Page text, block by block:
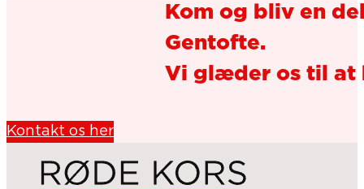
Kom og bliv en
Gentofte.
Vi glæder os til at
Kontakt os her